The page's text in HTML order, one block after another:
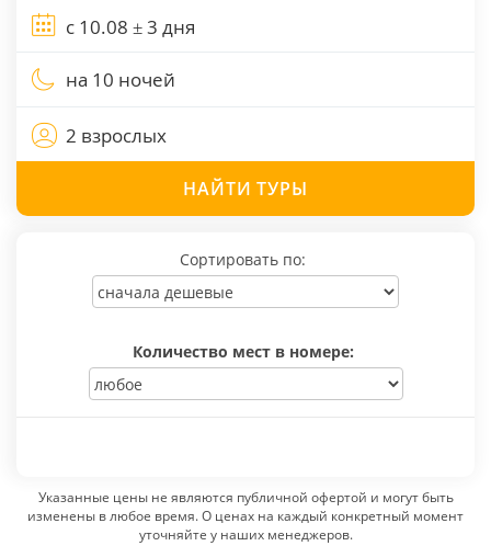
на 10 ночей
2 взрослых
НАЙТИ ТУРЫ
Сортировать по:
Количество мест в номере:
Указанные цены не являются публичной офертой и могут быть
изменены в любое время. О ценах на каждый конкретный момент
уточняйте у наших менеджеров.